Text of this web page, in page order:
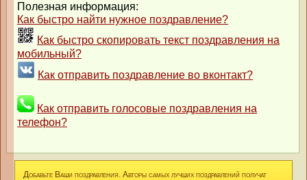
Полезная информация:
Как быстро найти нужное поздравление?
Как быстро скопировать текст поздравления на
мобильный?
Как отправить поздравление во вконтакт?
Как отправить голосовые поздравления на
телефон?
Добавьте Ваши поздравления. Авторы самых лучших поздравлений получат